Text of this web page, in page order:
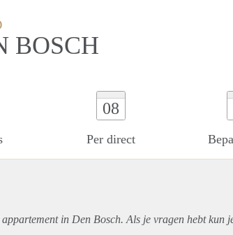
BOSCH
08
Per direct
appartementin Den Bosch. Als je vragen hebt kun